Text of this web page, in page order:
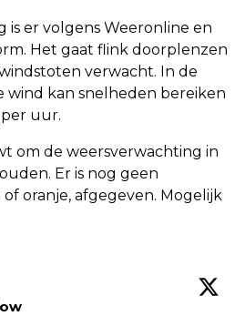
is er volgens Weeronline en
Het gaat flink doorplenzen
verwacht. In de
wind kan snelheden bereiken
uur.
om de weersverwachting in
Er is nog geen
oranje, afgegeven. Mogelijk